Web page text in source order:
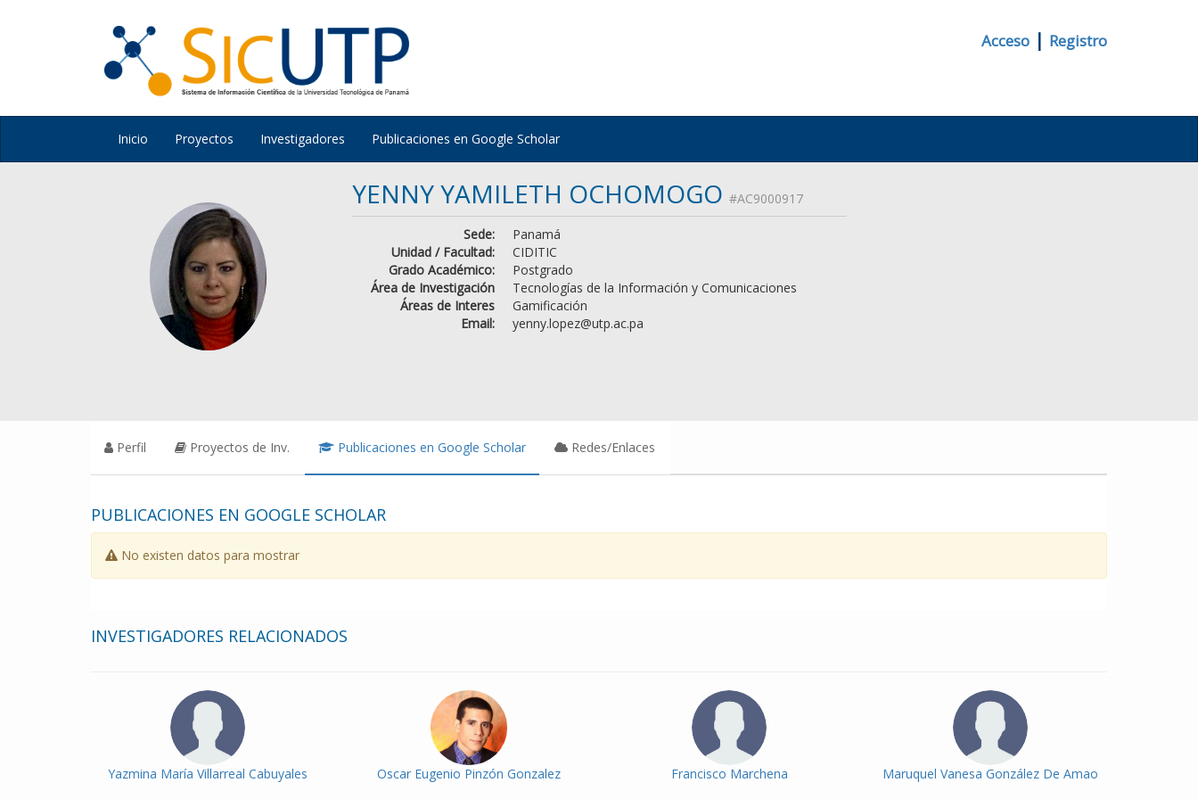
Acceso | Registro
Inicio Proyectos Investigadores Publicaciones en Google Scholar
YENNY YAMILETH OCHOMOGO #AC9000917
Sede:
Panamá
Unidad / Facultad:
CIDITIC
Grado Académico:
Postgrado
Área de Investigación
Tecnologías de la Información y Comunicaciones
Áreas de Interes
Gamificación
Email:
yenny.lopez@utp.ac.pa
Perfil Proyectos de Inv. Publicaciones en Google Scholar Redes/Enlaces
PUBLICACIONES EN GOOGLE SCHOLAR
No existen datos para mostrar
INVESTIGADORES RELACIONADOS
Yazmina María Villarreal Cabuyales Oscar Eugenio Pinzón Gonzalez Francisco Marchena Maruquel Vanesa González De Amao